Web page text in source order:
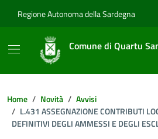
Regione Autonoma della Sardegna
Comune di Quartu
Home Novità
Avvisi
L.431 ASSEGNAZIONE CONTRIBUTI
DEFINITIVI DEGLI AMMESSI E DEGLI